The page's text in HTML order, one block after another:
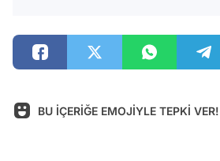
BU İÇERİĞE EMOJİYLE TEPKİ VER!